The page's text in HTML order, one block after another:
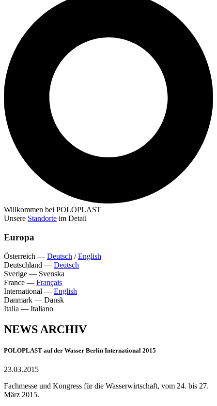
Willkommen bei POLOPLAST
Unsere Standorte im Detail
Europa
Österreich — Deutsch /English
Deutschland — Deutsch
Sverige — Svenska
France — Français
International — English
Danmark — Dansk
Italia — Italiano
NEWS ARCHIV
POLOPLAST auf der Wasser Berlin International 2015
23.03.2015
Fachmesse und Kongress für die Wasserwirtschaft, vom 24. bis 27.
März 2015.